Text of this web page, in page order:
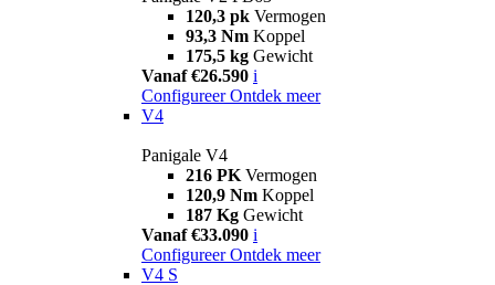
120,3 pk Vermogen
93,3 Nm Koppel
175,5 kg Gewicht
Vanaf €26.590 i
Configureer Ontdek meer
V4
Panigale V4
216 PK Vermogen
120,9 Nm Koppel
187 Kg Gewicht
Vanaf €33.090 i
Configureer Ontdek meer
V4 S